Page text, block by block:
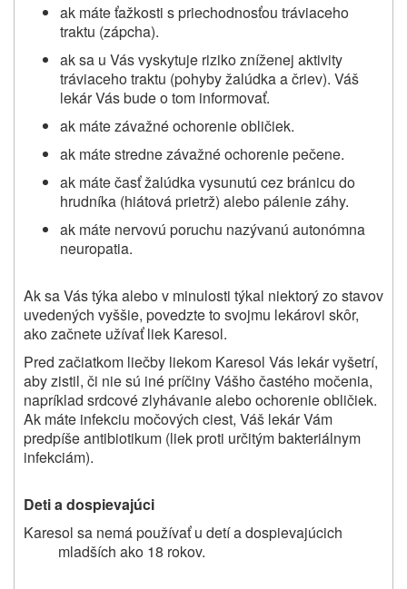
ak máte ťažkosti s priechodnosťou tráviaceho
traktu (zápcha).
ak sa u Vás vyskytuje riziko zníženej aktivity
tráviaceho traktu (pohyby žalúdka a čriev). Váš
lekár Vás bude o tom informovať.
ak máte závažné ochorenie obličiek.
ak máte stredne závažné ochorenie pečene.
ak máte časť žalúdka vysunutú cez bránicu do
hrudníka (hiátová prietrž) alebo pálenie záhy.
ak máte nervovú poruchu nazývanú autonómna
neuropatia.
Ak sa Vás týka alebo v minulosti týkal niektorý zo stavov
uvedených vyššie, povedzte to svojmu lekárovi skôr,
ako začnete užívať liek Karesol.
Pred začiatkom liečby liekom Karesol Vás lekár vyšetrí,
aby zistil, či nie sú iné príčiny Vášho častého močenia,
napríklad srdcové zlyhávanie alebo ochorenie obličiek.
Ak máte infekciu močových ciest, Váš lekár Vám
predpíše antibiotikum (liek proti určitým bakteriálnym
infekciám).
Deti a dospievajúci
Karesol sa nemá používať u detí a dospievajúcich
mladších ako 18 rokov.